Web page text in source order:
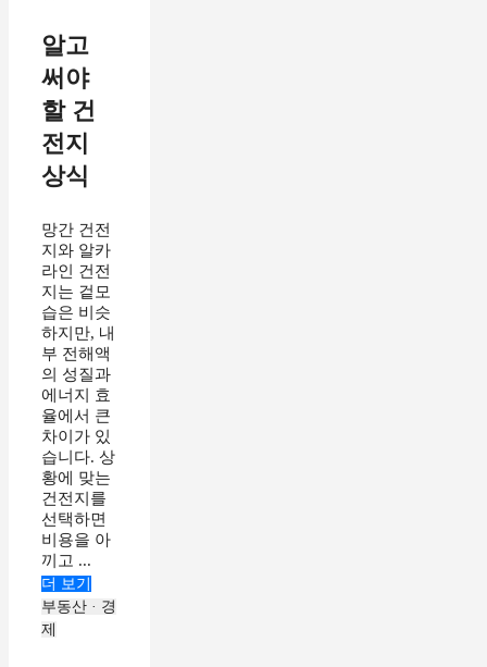
알고
써야
할 건
전지
상식
망간 건전
지와 알카
라인 건전
지는 겉모
습은 비슷
하지만, 내
부 전해액
의 성질과
에너지 효
율에서 큰
차이가 있
습니다. 상
황에 맞는
건전지를
선택하면
비용을 아
끼고 ...
더 보기
부동산 · 경
제